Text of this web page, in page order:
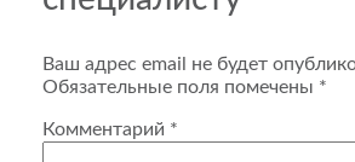
Ваш адрес email не будет
Обязательные поля помечены *
Комментарий *